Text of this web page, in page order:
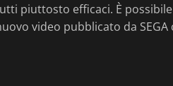
piuttosto efficaci. È
video pubblicato da